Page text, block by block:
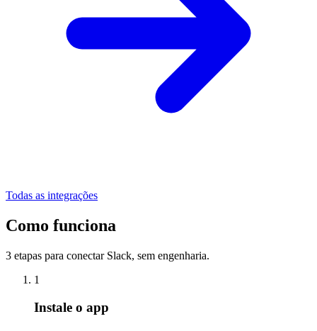
Todas as integrações
Como funciona
3 etapas para conectar Slack, sem engenharia.
1
Instale o app